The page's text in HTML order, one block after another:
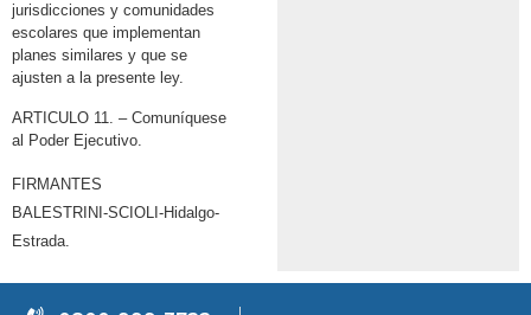
jurisdicciones y comunidades
escolares que implementan
planes similares y que se
ajusten a la presente ley.
ARTICULO 11. – Comuníquese
al Poder Ejecutivo.
FIRMANTES
BALESTRINI-SCIOLI-Hidalgo-
Estrada.